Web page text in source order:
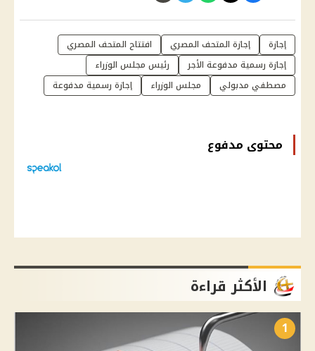
إجازة إجازة المتحف المصري
افتتاح المتحف المصري
إجازة رسمية مدفوعة الأجر
رئيس مجلس الوزراء
مصطفي مدبولي
مجلس الوزراء إجازة رسمية مدفوعة
محتوى مدفوع
الأكثر قراءة
1